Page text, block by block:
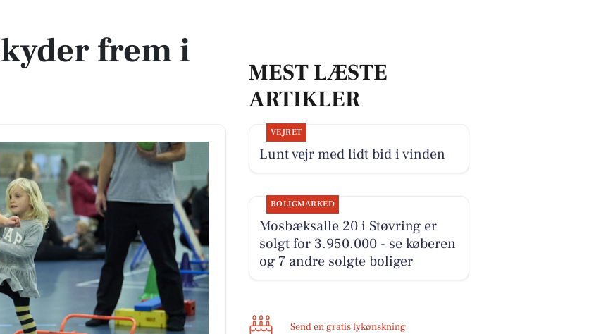
frem i
MEST LÆSTE
ARTIKLER
VEJRET
Lunt vejr med lidt bid i vinden
BOLIGMARKED
Mosbæksalle 20 i Støvring er
solgt for 3.950.000 - se køberen
og 7 andre solgte boliger
Send en gratis lykønskning